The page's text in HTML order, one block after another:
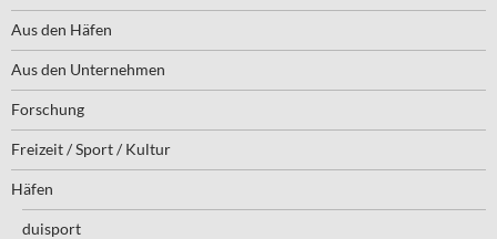
Aus den Häfen
Aus den Unternehmen
Forschung
Freizeit / Sport / Kultur
Häfen
duisport